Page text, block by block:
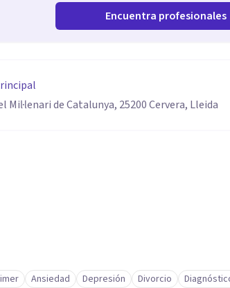
Encuentra profesionales
Mil·lenari de Catalunya, 25200 Cervera, Lleida
Ansiedad Depresión Divorcio